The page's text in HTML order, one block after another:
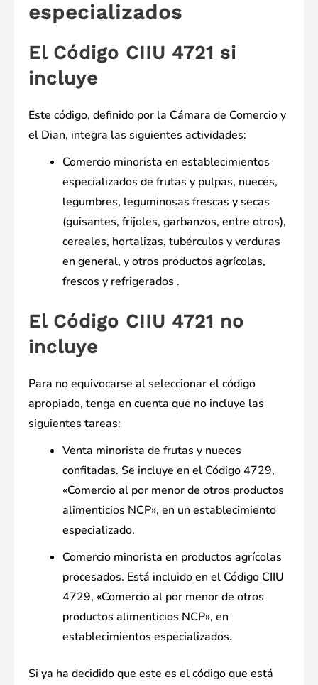
especializados
El Código CIIU 4721 si
incluye
Este código, definido por la Cámara de Comercio y
el Dian, integra las siguientes actividades:
Comercio minorista en establecimientos
especializados de frutas y pulpas, nueces,
legumbres, leguminosas frescas y secas
(guisantes, frijoles, garbanzos, entre otros),
cereales, hortalizas, tubérculos y verduras
en general, y otros productos agrícolas,
frescos y refrigerados .
El Código CIIU 4721 no
incluye
Para no equivocarse al seleccionar el código
apropiado, tenga en cuenta que no incluye las
siguientes tareas:
Venta minorista de frutas y nueces
confitadas. Se incluye en el Código 4729,
«Comercio al por menor de otros productos
alimenticios NCP», en un establecimiento
especializado.
Comercio minorista en productos agrícolas
procesados. Está incluido en el Código CIIU
4729, «Comercio al por menor de otros
productos alimenticios NCP», en
establecimientos especializados.
Si ya ha decidido que este es el código que está